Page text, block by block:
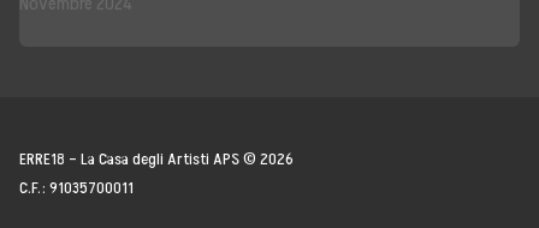
Blogger
ERRE18 – La Casa degli Artisti APS © 2026
C.F.: 91035700011